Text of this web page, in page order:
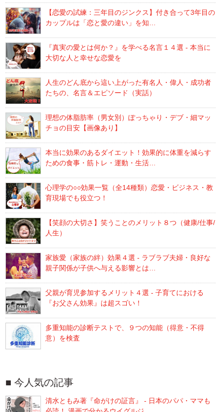
【恋愛の試練：三年目のジンクス】付き合って3年目の
カップルは「恋と愛の違い」を知…
『真実の愛とは何か？』を学べる名言１４選 - 本当に
大切な人と幸せな恋愛を
人生のどん底から這い上がった有名人・偉人・成功者
たちの、名言＆エピソード（実話）
理想の体脂肪率（男女別）ぽっちゃり・デブ・細マッ
チョの目安【画像あり】
本当に効果のあるダイエット！効果的に体重を減らす
ための食事・筋トレ・運動・生活…
心理学の○○効果一覧（全14種類）恋愛・ビジネス・教
育現場でも役立つ！
【笑顔の大切さ】笑うことのメリット８つ（健康/仕事/
人生）
家族愛（家族の絆）効果４選 - ラブラブ夫婦・良好な
親子関係が子供へ与える影響とは…
父親が育児参加するメリット４選 - 子育てにおける
『お父さん効果』は超スゴい！
多重知能の診断テストで、９つの知能（得意・不得
意）を検査
今人気の記事
清水ともみ著『命がけの証言』 - 日本のパパ・ママも